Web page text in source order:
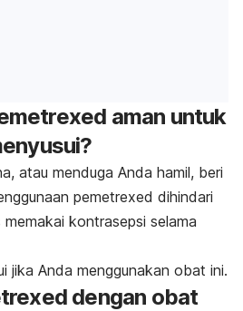
aman untuk
atau menduga Anda hamil, beri
pemetrexed dihindari
kontrasepsi selama
jika Anda menggunakan obat ini.
dengan obat